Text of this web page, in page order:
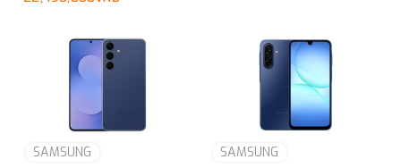
SAMSUNG
SAMSUNG